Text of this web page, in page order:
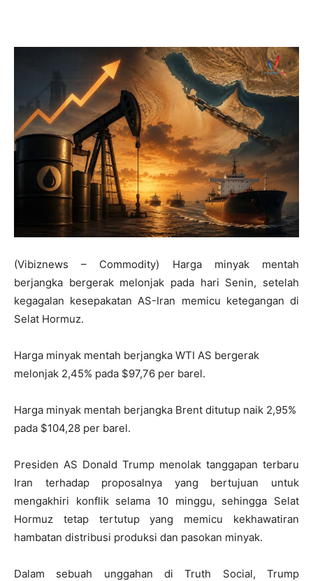
(Vibiznews – Commodity) Harga minyak mentah
berjangka bergerak melonjak pada hari Senin, setelah
kegagalan kesepakatan AS-Iran memicu ketegangan di
Selat Hormuz.
Harga minyak mentah berjangka WTI AS bergerak
melonjak 2,45% pada $97,76 per barel.
Harga minyak mentah berjangka Brent ditutup naik 2,95%
pada $104,28 per barel.
Presiden AS Donald Trump menolak tanggapan terbaru
Iran terhadap proposalnya yang bertujuan untuk
mengakhiri konflik selama 10 minggu, sehingga Selat
Hormuz tetap tertutup yang memicu kekhawatiran
hambatan distribusi produksi dan pasokan minyak.
Dalam sebuah unggahan di Truth Social, Trump